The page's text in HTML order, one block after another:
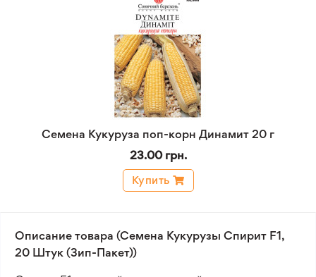
Семена Кукуруза поп-корн Динамит 20 г
23.00 грн.
Купить
Описание товара (Семена Кукурузы Спирит F1,
20 Штук (Зип-Пакет))